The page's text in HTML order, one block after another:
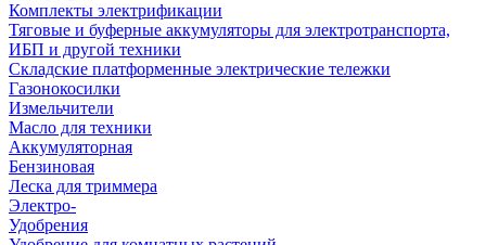
Комплекты электрификации
Тяговые и буферные аккумуляторы для электротранспорта,
ИБП и другой техники
Складские платформенные электрические тележки
Газонокосилки
Измельчители
Масло для техники
Аккумуляторная
Бензиновая
Леска для триммера
Электро-
Удобрения